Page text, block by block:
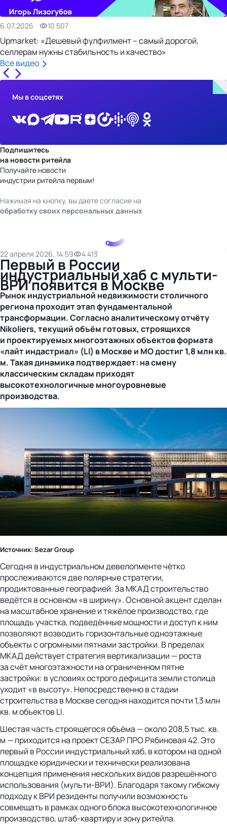
6.07.2026 10 507
Upmarket: «Дешевый фулфилмент – самый дорогой,
селлерам нужны стабильность и качество»
Все видео
Мы в соцсетях
Подпишитесь
на новости ритейла
Получайте новости
индустрии ритейла первым!
Нажимая на кнопку, вы даете согласие на
обработку своих персональных данных
22 апреля 2026, 14:59 4 413
Первый в России
индустриальный хаб с мульти-
ВРИ появится в Москве
Рынок индустриальной недвижимости столичного
региона проходит этап фундаментальной
трансформации. Согласно аналитическому отчёту
Nikoliers, текущий объём готовых, строящихся
и проектируемых многоэтажных объектов формата
«лайт индастриал» (LI) в Москве и МО достиг 1,8 млн кв.
м. Такая динамика подтверждает: на смену
классическим складам приходят
высокотехнологичные многоуровневые
производства.
Источник: Sezar Group
Сегодня в индустриальном девелопменте чётко
прослеживаются две полярные стратегии,
продиктованные географией. За МКАД строительство
ведётся в основном «в ширину». Основной акцент сделан
на масштабное хранение и тяжёлое производство, где
площадь участка, подведённые мощности и доступ к ним
позволяют возводить горизонтальные одноэтажные
объекты с огромными пятнами застройки. В пределах
МКАД действует стратегия вертикализации — роста
за счёт многоэтажности на ограниченном пятне
застройки: в условиях острого дефицита земли столица
уходит «в высоту». Непосредственно в стадии
строительства в Москве сегодня находится почти 1,3 млн
кв. м объектов LI.
Шестая часть строящегося объёма — около 208,5 тыс. кв.
м — приходится на проект СЕЗАР ПРО Рябиновая 42. Это
первый в России индустриальный хаб, в котором на одной
площадке юридически и технически реализована
концепция применения нескольких видов разрешённого
использования (мульти-ВРИ). Благодаря такому гибкому
подходу к ВРИ резиденты получили возможность
совмещать в рамках одного блока высокотехнологичное
производство, штаб-квартиру и зону ритейла.